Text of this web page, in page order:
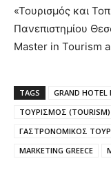
«Τουρισμός και
Πανεπιστημίου
Master in Tourism
TAGS GRAND HOTEL
ΤΟΥΡΙΣΜΟΣ (TOURISM)
ΓΑΣΤΡΟΝΟΜΙΚΟΣ
MARKETING GREECE